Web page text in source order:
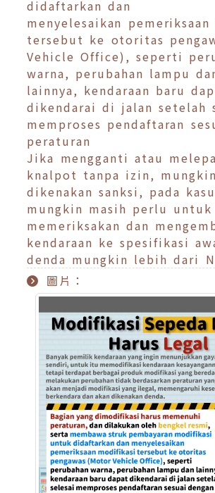
didaftarkan dan
menyelesaikan
tersebut ke otoritas
Vehicle Office), seperti
warna, perubahan lampu
lainnya, kendaraan baru
dikendarai di jalan setelah
memproses pendaftaran
peraturan
Jika mengganti atau
knalpot tanpa izin,
dikenakan sanksi, pada
mungkin masih perlu untuk
memeriksakan dan
kendaraan ke spesifikasi
denda mungkin lebih dari
圖片：